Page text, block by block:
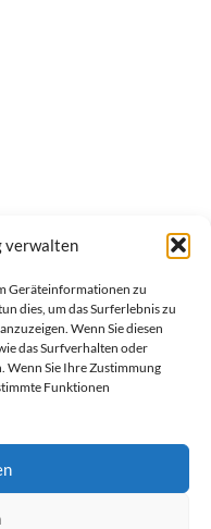
verwalten
Geräteinformationen zu
dies, um das Surferlebnis zu
Wenn Sie diesen
das Surfverhalten oder
Wenn Sie Ihre Zustimmung
Funktionen